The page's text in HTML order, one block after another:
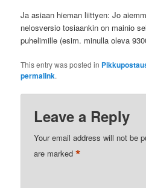
Ja asiaan hieman liittyen: Jo
nelosversio tosiaankin on mainio
puhelimille (esim. minulla oleva
This entry was posted in
permalink.
Leave a Reply
Your email address will not be
are marked*